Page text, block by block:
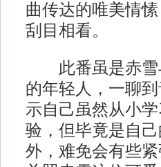
曲传达的唯美情
刮目相看。
此番虽是赤雪
的年轻人，一聊
示自己虽然从小
验，但毕竟是自
外，难免会有些